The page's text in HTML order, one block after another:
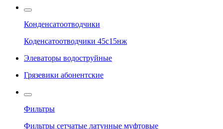
Конденсатоотводчики
Коденсатоотводчики 45с15нж
Элеваторы водоструйные
Грязевики абонентские
Фильтры
Фильтры сетчатые латунные муфтовые